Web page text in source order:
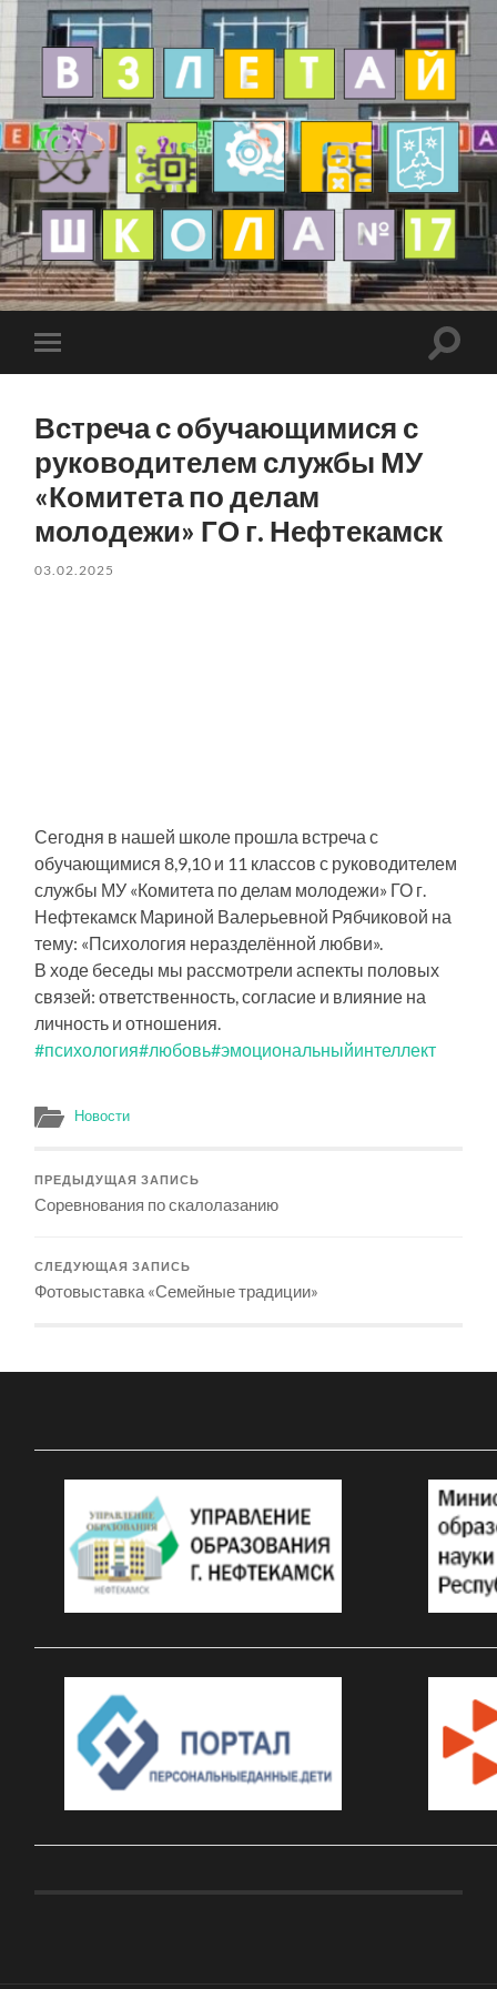
Встреча с обучающимися с
руководителем службы МУ
«Комитета по делам
молодежи» ГО г. Нефтекамск
03.02.2025
Сегодня в нашей школе прошла встреча с
обучающимися 8,9,10 и 11 классов с руководителем
службы МУ «Комитета по делам молодежи» ГО г.
Нефтекамск Мариной Валерьевной Рябчиковой на
тему: «Психология неразделённой любви».
В ходе беседы мы рассмотрели аспекты половых
связей: ответственность, согласие и влияние на
личность и отношения.
#психология#любовь#эмоциональныйинтеллект
Новости
ПРЕДЫДУЩАЯ ЗАПИСЬ
Соревнования по скалолазанию
СЛЕДУЮЩАЯ ЗАПИСЬ
Фотовыставка «Семейные традиции»